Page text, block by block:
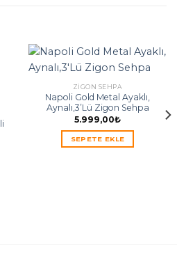
ZIGON SEHPA
Napoli Gold Metal Ayaklı,
Aynalı,3’Lü Zigon Sehpa
5.999,00₺
SEPETE EKLE